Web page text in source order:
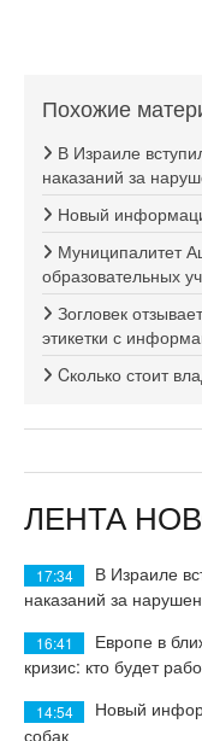
Похожие
В Израиле
наказаний за
Новый
Муниципалитет
образовательных
Зогловек
этикетки с
Cколько стоит
ЛЕНТА
17:34
В Израиле
наказаний за
16:41
Европе в
кризис: кто будет
14:54
Новый
собак